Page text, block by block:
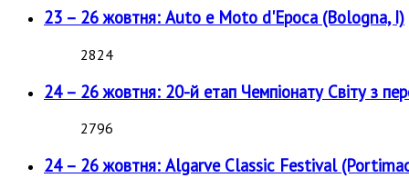
23 – 26 жовтня: Auto e Moto d'Epoca (Bologna, I)
2824
24 – 26 жовтня: 20-й етап Чемпіонату Світу з
2796
24 – 26 жовтня: Algarve Classic Festival